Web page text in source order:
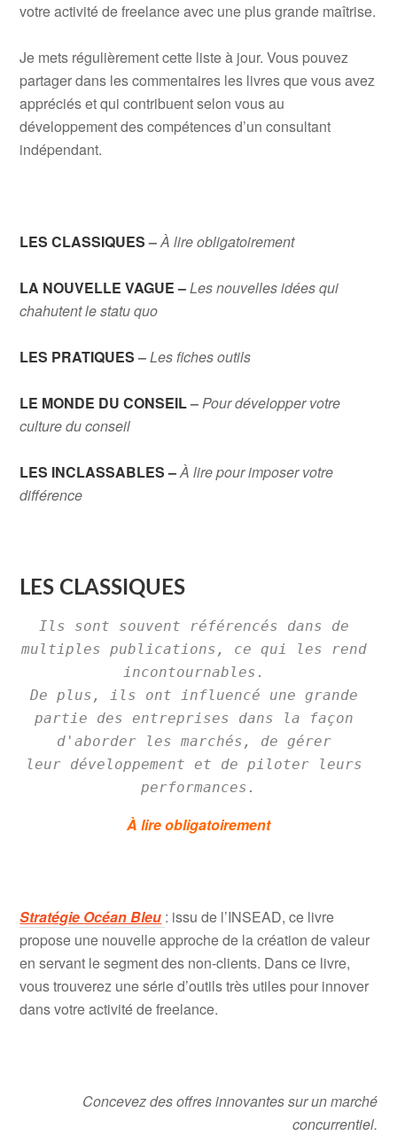
votre activité de freelance avec une plus grande maîtrise.
Je mets régulièrement cette liste à jour. Vous pouvez
partager dans les commentaires les livres que vous avez
appréciés et qui contribuent selon vous au
développement des compétences d’un consultant
indépendant.
LES CLASSIQUES–À lire obligatoirement
LA NOUVELLE VAGUE –Les nouvelles idées qui
chahutent le statu quo
LES PRATIQUES–Les fiches outils
LE MONDE DU CONSEIL–Pour développer votre
culture du conseil
LES INCLASSABLES –À lire pour imposer votre
différence
LES CLASSIQUES
Ils sont souvent référencés dans de
multiples publications, ce qui les rend
incontournables.
De plus, ils ont influencé une grande
partie des entreprises dans la façon
d'aborder les marchés, de gérer
leur développement et de piloter leurs
performances.
À lire obligatoirement
Stratégie Océan Bleu : issu de l’INSEAD, ce livre
propose une nouvelle approche de la création de valeur
en servant le segment des non-clients. Dans ce livre,
vous trouverez une série d’outils très utiles pour innover
dans votre activité de freelance.
Concevez des offres innovantes sur un marché
concurrentiel.